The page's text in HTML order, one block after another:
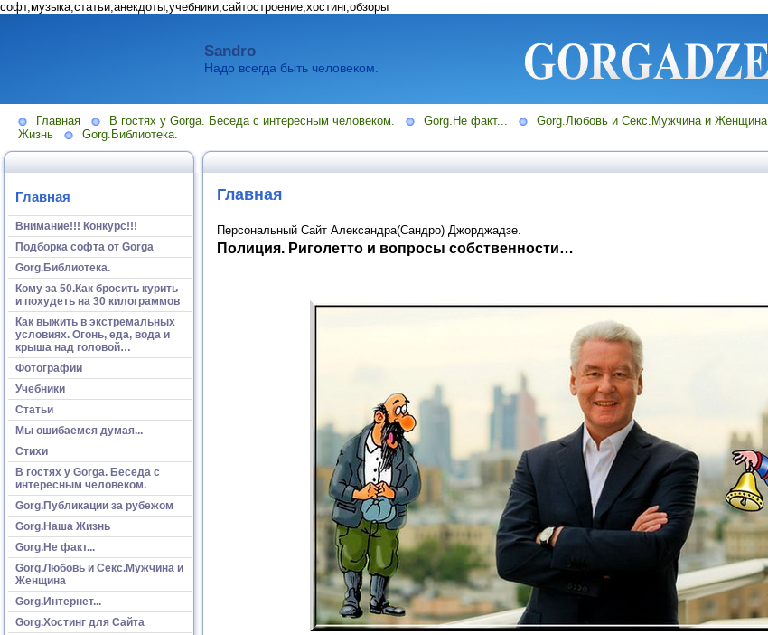
софт,музыка,статьи,анекдоты,учебники,сайтостроение,хостинг,обзоры
Sandro
Надо всегда быть человеком.
Главная В гостях у Gorga. Беседа с интересным человеком. Gorg.Не факт... Gorg.Любовь и Секс.Мужчина и Женщина
Жизнь
Gorg.Библиотека.
Главная
Внимание!!! Конкурс!!!
Подборка софта от Gorga
Gorg.Библиотека.
Кому за 50.Как бросить курить
и похудеть на 30 килограммов
Как выжить в экстремальных
условиях. Огонь, еда, вода и
крыша над головой…
Фотографии
Учебники
Статьи
Мы ошибаемся думая...
Стихи
В гостях у Gorga. Беседа с
интересным человеком.
Gorg.Публикации за рубежом
Gorg.Наша Жизнь
Gorg.Не факт...
Gorg.Любовь и Секс.Мужчина и
Женщина
Gorg.Интернет...
Gorg.Хостинг для Сайта
Главная
Персональный Сайт Александра(Сандро) Джорджадзе.
Полиция. Риголетто и вопросы собственности…